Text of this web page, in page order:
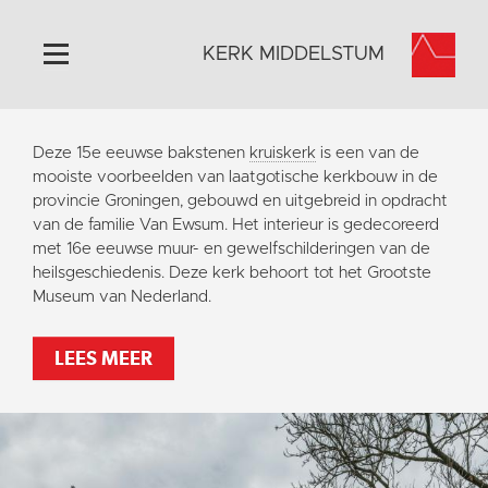
Home
Algemeen
Historie
Omgeving
Het Grootste Museum
Steun ons
KERK MIDDELSTUM
Deze 15e eeuwse bakstenen kruiskerk is een van de
mooiste voorbeelden van laatgotische kerkbouw in de
provincie Groningen, gebouwd en uitgebreid in opdracht
van de familie Van Ewsum. Het interieur is gedecoreerd
met 16e eeuwse muur- en gewelfschilderingen van de
heilsgeschiedenis. Deze kerk behoort tot het Grootste
Museum van Nederland.
LEES MEER